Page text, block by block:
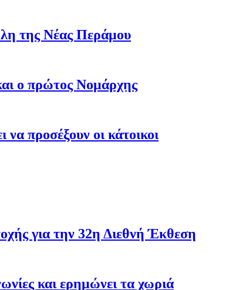
της Νέας Περάμου
ο πρώτος Νομάρχης
να προσέξουν οι κάτοικοι
για την 32η Διεθνή Έκθεση
και ερημώνει τα χωριά